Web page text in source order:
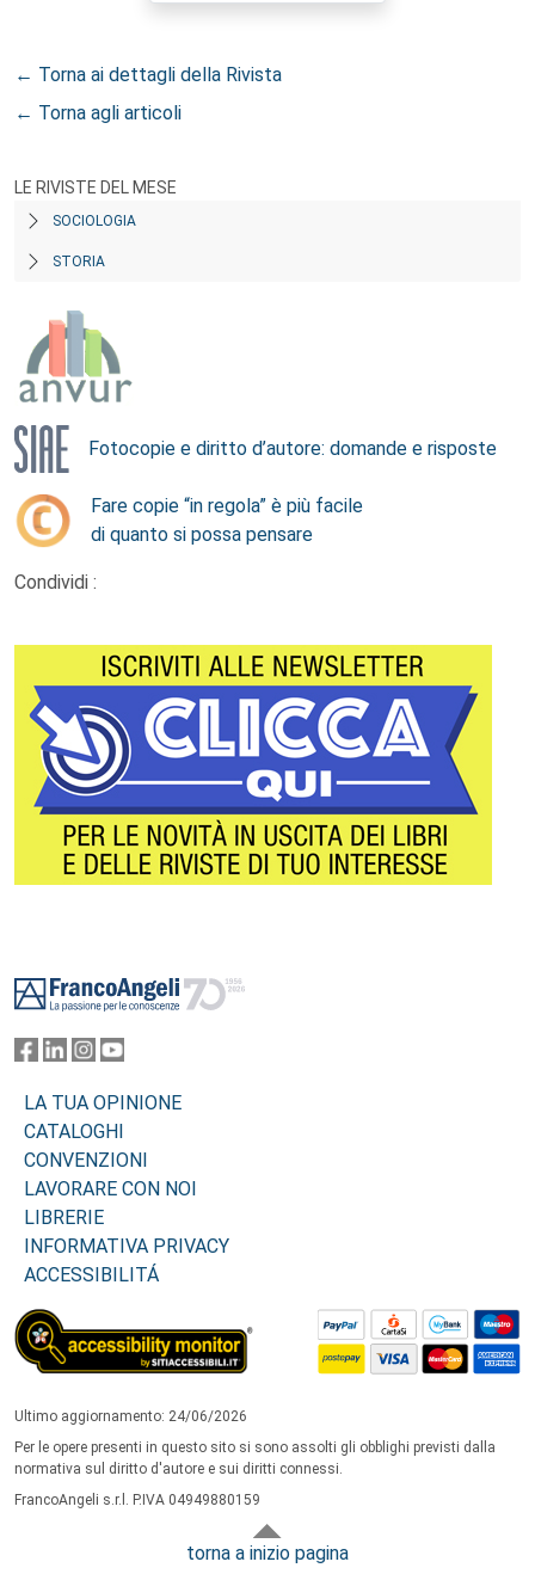
← Torna ai dettagli della Rivista
← Torna agli articoli
LE RIVISTE DEL MESE
SOCIOLOGIA
STORIA
Fotocopie e diritto d’autore: domande e risposte
Fare copie “in regola” è più facile
di quanto si possa pensare
Condividi :
LA TUA OPINIONE
CATALOGHI
CONVENZIONI
LAVORARE CON NOI
LIBRERIE
INFORMATIVA PRIVACY
ACCESSIBILITÁ
Ultimo aggiornamento: 24/06/2026
Per le opere presenti in questo sito si sono assolti gli obblighi previsti dalla
normativa sul diritto d'autore e sui diritti connessi.
FrancoAngeli s.r.l. P.IVA 04949880159
torna a inizio pagina